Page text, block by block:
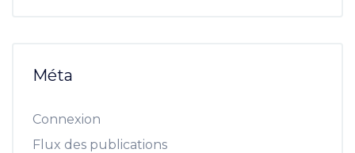
Méta
Connexion
Flux des publications